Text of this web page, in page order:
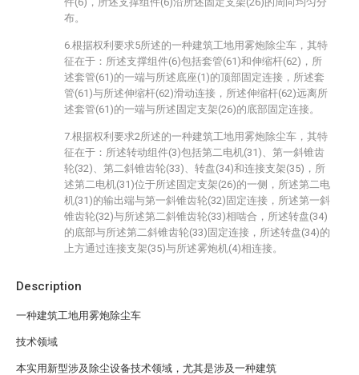
Description
一种建筑工地用雾炮除尘车
技术领域
本实用新型涉及除尘设备技术领域，尤其是涉及一种建筑
布。
6.根据权利要求5所述的一种建筑工地用雾炮除尘车，其特
征在于：所述支撑组件(6)包括套管(61)和伸缩杆(62)，所
述套管(61)的一端与所述底座(1)的顶部固定连接，所述套
管(61)与所述伸缩杆(62)滑动连接，所述伸缩杆(62)远离所
述套管(61)的一端与所述固定支架(26)的底部固定连接。
7.根据权利要求2所述的一种建筑工地用雾炮除尘车，其特
征在于：所述转动组件(3)包括第二电机(31)、第一斜锥齿
轮(32)、第二斜锥齿轮(33)、转盘(34)和连接支架(35)，所
述第二电机(31)位于所述固定支架(26)的一侧，所述第二电
机(31)的输出端与第一斜锥齿轮(32)固定连接，所述第一斜
锥齿轮(32)与所述第二斜锥齿轮(33)相啮合，所述转盘(34)
的底部与所述第二斜锥齿轮(33)固定连接，所述转盘(34)的
上方通过连接支架(35)与所述雾炮机(4)相连接。